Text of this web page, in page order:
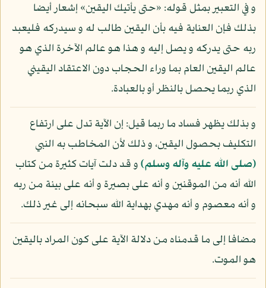
و في التعبير بمثل قوله: «حتى يأتيك اليقين» إشعار أيضا
بذلك فإن العناية فيه بأن اليقين طالب له و سيدركه فليعبد
ربه حتى يدركه و يصل إليه و هذا هو عالم الآخرة الذي هو
عالم اليقين العام بما وراء الحجاب دون الاعتقاد اليقيني
الذي ربما يحصل بالنظر أو بالعبادة.
و بذلك يظهر فساد ما ربما قيل: إن الآية تدل على ارتفاع
التكليف بحصول اليقين، و ذلك لأن المخاطب به النبي
(صلى الله عليه وآله وسلم)و قد دلت آيات كثيرة من كتاب
الله أنه من الموقنين و أنه على بصيرة و أنه على بينة من ربه
و أنه معصوم و أنه مهدي بهداية الله سبحانه إلى غير ذلك.
مضافا إلى ما قدمناه من دلالة الآية على كون المراد باليقين
هو الموت.